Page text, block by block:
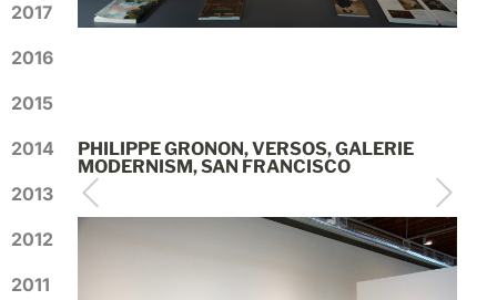
2017
2016
2015
2014
2013
2012
2011
PHILIPPE GRONON, VERSOS, GALERIE
MODERNISM, SAN FRANCISCO